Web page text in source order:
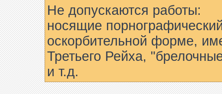
Не допускаются работы:
носящие
оскорбительной форме,
Третьего Рейха,
и т.д.